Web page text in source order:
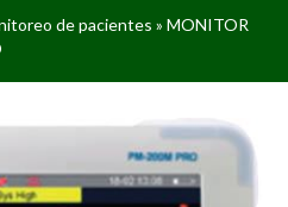
de pacientes » MONITOR